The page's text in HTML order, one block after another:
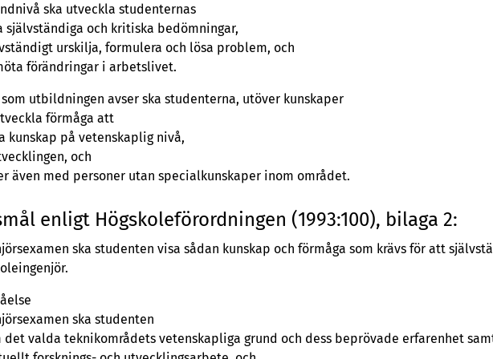
ska utveckla studenternas
självständiga och kritiska bedömningar,
urskilja, formulera och lösa problem, och
förändringar i arbetslivet.
utbildningen avser ska studenterna, utöver kunskaper
förmåga att
kunskap på vetenskaplig nivå,
och
även med personer utan specialkunskaper inom området.
enligt Högskoleförordningen (1993:100), bilaga 2:
ska studenten visa sådan kunskap och förmåga som krävs för att
ska studenten
det valda teknikområdets vetenskapliga grund och dess beprövade erfarenhet